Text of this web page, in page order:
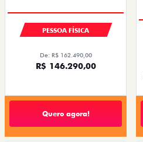
PESSOA FÍSICA
De: R$ 162.490,00
R$ 146.290,00
Quero agora!